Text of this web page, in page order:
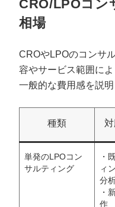
CRO/LPOコン
相場
CROやLPOのコンサ
容やサービス範囲に
一般的な費用感を説明
種類
単発のLPOコン
サルティング
・
ィ
分
・
作